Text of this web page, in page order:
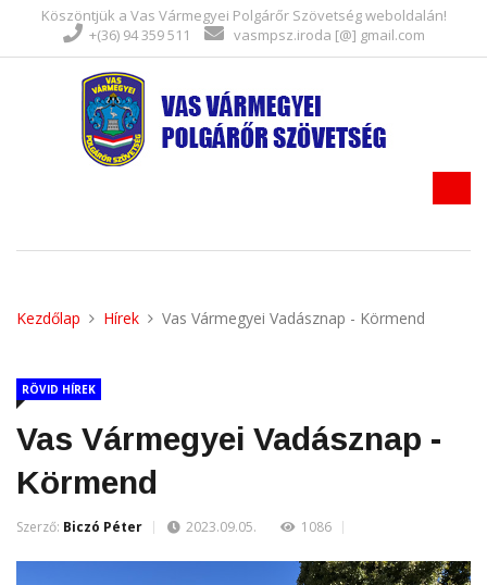
Köszöntjük a Vas Vármegyei Polgárőr Szövetség weboldalán!
+(36) 94 359 511
vasmpsz.iroda [@] gmail.com
Kezdőlap Hírek Vas Vármegyei Vadásznap - Körmend
RÖVID HÍREK
Vas Vármegyei Vadásznap -
Körmend
Szerző: Biczó Péter 2023.09.05. 1086